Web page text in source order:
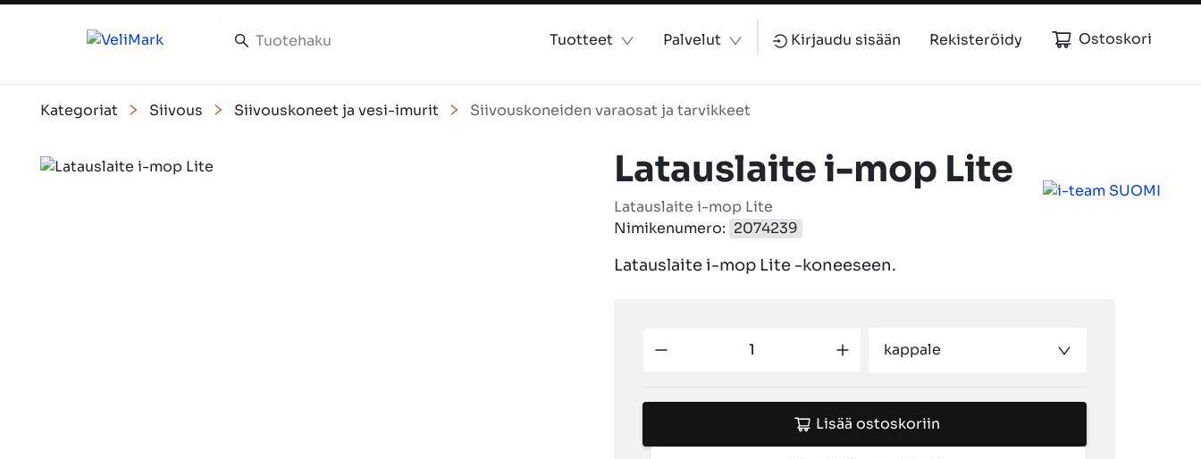
Tuotteet Palvelut Kirjaudu sisään Rekisteröidy Ostoskori
Kategoriat Siivous Siivouskoneet ja vesi-imurit Siivouskoneiden varaosat ja tarvikkeet
Slide 1 of 1 Latauslaite i-mop Lite
Latauslaite i-mop Lite
Nimikenumero: 2074239
Latauslaite i-mop Lite -koneeseen.
kappale
Lisää ostoskoriin